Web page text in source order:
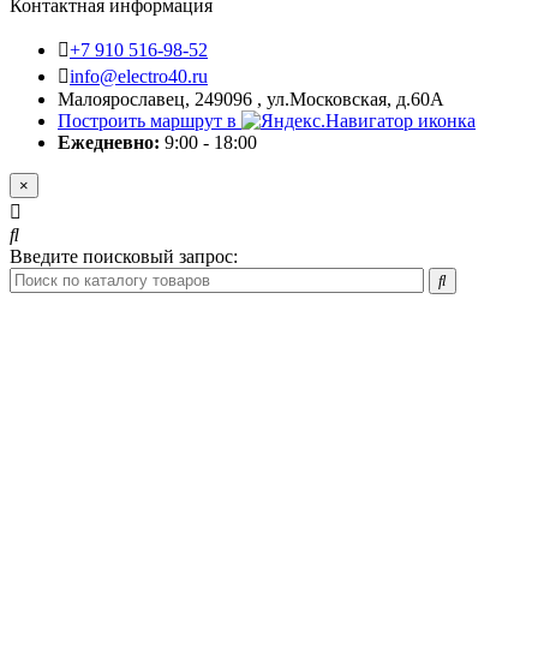
Контактная информация
+7 910 516-98-52
info@electro40.ru
Малоярославец, 249096 , ул.Московская, д.60А
Построить маршрут в
Ежедневно: 9:00 - 18:00
×
Введите поисковый запрос: